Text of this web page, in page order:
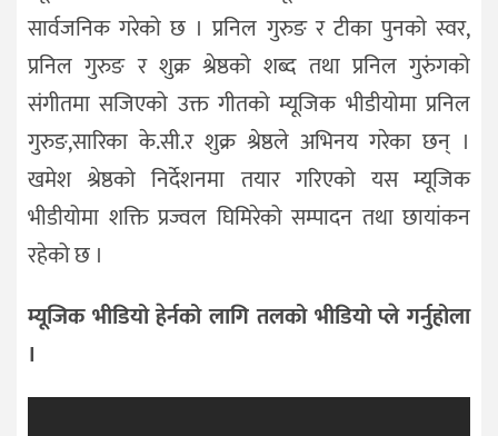
सार्वजनिक गरेको छ । प्रनिल गुरुङ र टीका पुनको स्वर,
प्रनिल गुरुङ र शुक्र श्रेष्ठको शब्द तथा प्रनिल गुरुंगको
संगीतमा सजिएको उक्त गीतको म्यूजिक भीडीयोमा प्रनिल
गुरुङ,सारिका के.सी.र शुक्र श्रेष्ठले अभिनय गरेका छन् ।
खमेश श्रेष्ठको निर्देशनमा तयार गरिएको यस म्यूजिक
भीडीयोमा शक्ति प्रज्वल घिमिरेको सम्पादन तथा छायांकन
रहेको छ ।
म्यूजिक भीडियो हेर्नको लागि तलको भीडियो प्ले गर्नुहोला
।